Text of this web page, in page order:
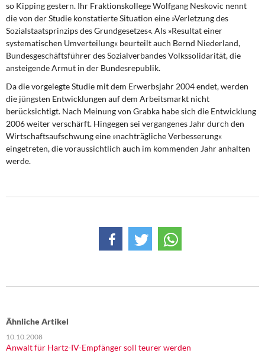
so Kipping gestern. Ihr Fraktionskollege Wolfgang Neskovic nennt
die von der Studie konstatierte Situation eine »Verletzung des
Sozialstaatsprinzips des Grundgesetzes«. Als »Resultat einer
systematischen Umverteilung« beurteilt auch Bernd Niederland,
Bundesgeschäftsführer des Sozialverbandes Volkssolidarität, die
ansteigende Armut in der Bundesrepublik.
Da die vorgelegte Studie mit dem Erwerbsjahr 2004 endet, werden
die jüngsten Entwicklungen auf dem Arbeitsmarkt nicht
berücksichtigt. Nach Meinung von Grabka habe sich die Entwicklung
2006 weiter verschärft. Hingegen sei vergangenes Jahr durch den
Wirtschaftsaufschwung eine »nachträgliche Verbesserung«
eingetreten, die voraussichtlich auch im kommenden Jahr anhalten
werde.
Ähnliche Artikel
10.10.2008
Anwalt für Hartz-IV-Empfänger soll teurer werden